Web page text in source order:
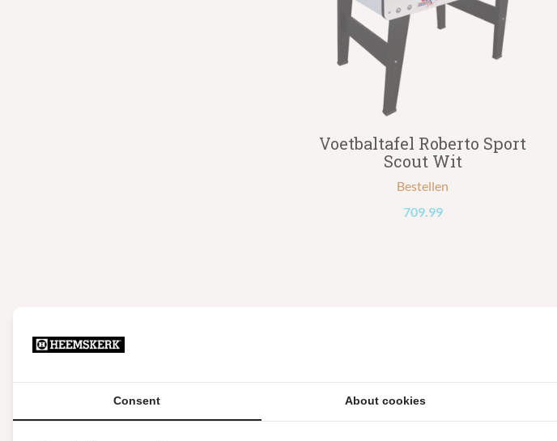
Voetbaltafel Roberto Sport
Scout Wit
Bestellen
709.99
Consent About cookies